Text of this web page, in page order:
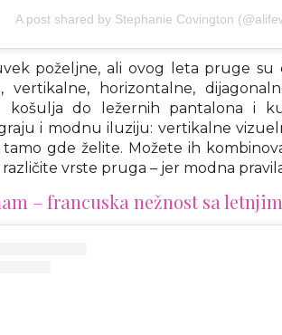
A post shared by Stephanie Covington
poželjne, ali ovog leta pruge su
vertikalne, horizontalne,
košulja do ležernih pantalona i
i modnu iluziju: vertikalne
gde želite. Možete ih
vrste pruga – jer modna
– francuska nežnost sa